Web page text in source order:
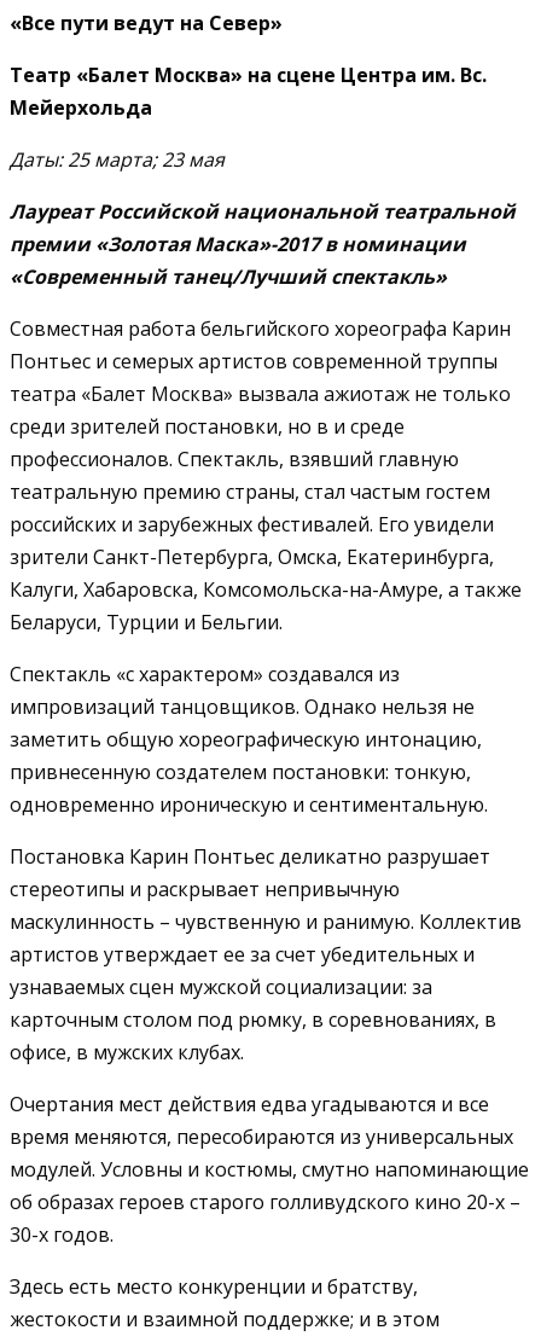
«Все пути ведут на Север»
Театр «Балет Москва» на сцене Центра им. Вс.
Мейерхольда
Даты: 25 марта; 23 мая
Лауреат Российской национальной театральной
премии «Золотая Маска»-2017 в номинации
«Современный танец/Лучший спектакль»
Совместная работа бельгийского хореографа Карин
Понтьес и семерых артистов современной труппы
театра «Балет Москва» вызвала ажиотаж не только
среди зрителей постановки, но в и среде
профессионалов. Спектакль, взявший главную
театральную премию страны, стал частым гостем
российских и зарубежных фестивалей. Его увидели
зрители Санкт-Петербурга, Омска, Екатеринбурга,
Калуги, Хабаровска, Комсомольска-на-Амуре, а также
Беларуси, Турции и Бельгии.
Спектакль «с характером» создавался из
импровизаций танцовщиков. Однако нельзя не
заметить общую хореографическую интонацию,
привнесенную создателем постановки: тонкую,
одновременно ироническую и сентиментальную.
Постановка Карин Понтьес деликатно разрушает
стереотипы и раскрывает непривычную
маскулинность – чувственную и ранимую. Коллектив
артистов утверждает ее за счет убедительных и
узнаваемых сцен мужской социализации: за
карточным столом под рюмку, в соревнованиях, в
офисе, в мужских клубах.
Очертания мест действия едва угадываются и все
время меняются, пересобираются из универсальных
модулей. Условны и костюмы, смутно напоминающие
об образах героев старого голливудского кино 20-х –
30-х годов.
Здесь есть место конкуренции и братству,
жестокости и взаимной поддержке; и в этом